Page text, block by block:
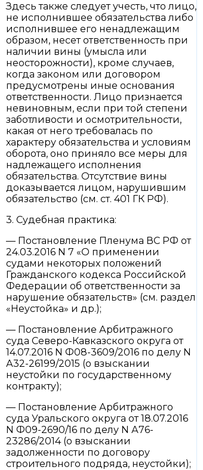
Здесь также следует учесть, что лицо,
не исполнившее обязательства либо
исполнившее его ненадлежащим
образом, несет ответственность при
наличии вины (умысла или
неосторожности), кроме случаев,
когда законом или договором
предусмотрены иные основания
ответственности. Лицо признается
невиновным, если при той степени
заботливости и осмотрительности,
какая от него требовалась по
характеру обязательства и условиям
оборота, оно приняло все меры для
надлежащего исполнения
обязательства. Отсутствие вины
доказывается лицом, нарушившим
обязательство (см. ст. 401 ГК РФ).
3. Судебная практика:
— Постановление Пленума ВС РФ от
24.03.2016 N 7 «О применении
судами некоторых положений
Гражданского кодекса Российской
Федерации об ответственности за
нарушение обязательств» (см. раздел
«Неустойка» и др.);
— Постановление Арбитражного
суда Северо-Кавказского округа от
14.07.2016 N Ф08-3609/2016 по делу N
А32-26199/2015 (о взыскании
неустойки по государственному
контракту);
— Постановление Арбитражного
суда Уральского округа от 18.07.2016
N Ф09-2690/16 по делу N А76-
23286/2014 (о взыскании
задолженности по договору
строительного подряда, неустойки);